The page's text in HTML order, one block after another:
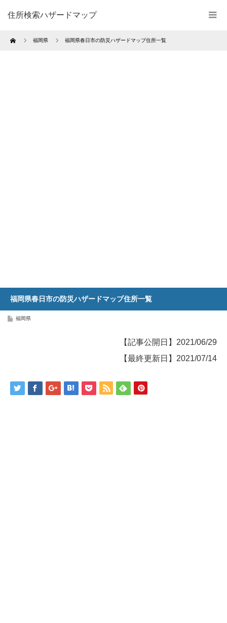
住所検索ハザードマップ
Home 福岡県 福岡県春日市の防災ハザードマップ住所一覧
福岡県春日市の防災ハザードマップ住所一覧
福岡県
【記事公開日】2021/06/29
【最終更新日】2021/07/14